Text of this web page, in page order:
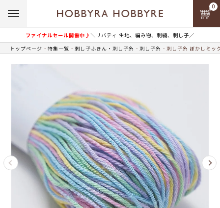
ファイナルセール開催中♪＼リバティ 生地、編み物、刺繍、刺し子／
0
トップページ 特集一覧 刺し子ふきん・刺し子糸 刺し子糸 刺し子糸 ぼかしミッ